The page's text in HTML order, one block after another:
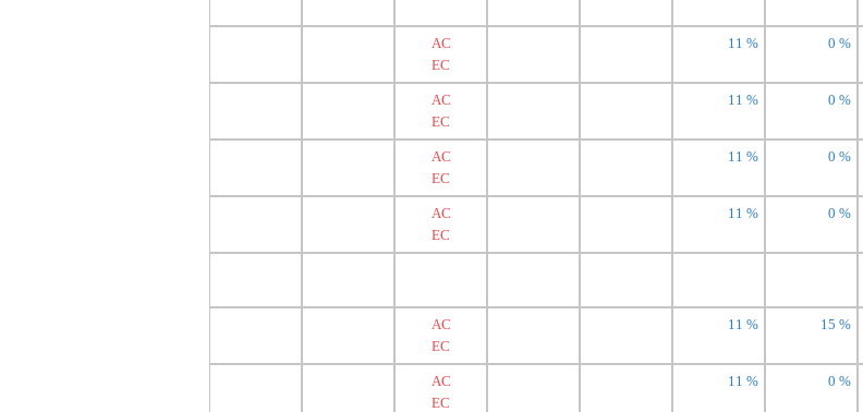
0 %
11 %
AC
EC
0 %
11 %
AC
EC
0 %
11 %
AC
EC
0 %
11 %
AC
EC
15 %
11 %
AC
EC
0 %
11 %
AC
EC